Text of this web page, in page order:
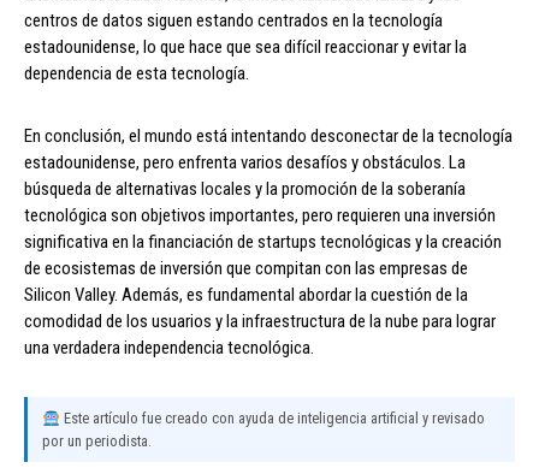
centros de datos siguen estando centrados en la tecnología
estadounidense, lo que hace que sea difícil reaccionar y evitar la
dependencia de esta tecnología.
En conclusión, el mundo está intentando desconectar de la tecnología
estadounidense, pero enfrenta varios desafíos y obstáculos. La
búsqueda de alternativas locales y la promoción de la soberanía
tecnológica son objetivos importantes, pero requieren una inversión
significativa en la financiación de startups tecnológicas y la creación
de ecosistemas de inversión que compitan con las empresas de
Silicon Valley. Además, es fundamental abordar la cuestión de la
comodidad de los usuarios y la infraestructura de la nube para lograr
una verdadera independencia tecnológica.
Este artículo fue creado con ayuda de inteligencia artificial y revisado
por un periodista.